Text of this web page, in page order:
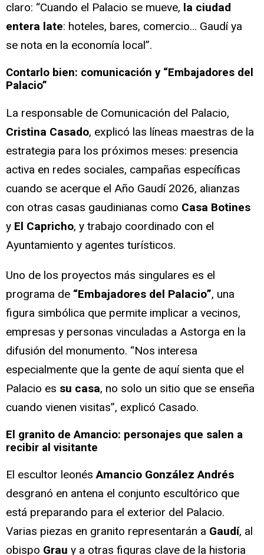
claro: “Cuando el Palacio se mueve, la ciudad
entera late: hoteles, bares, comercio… Gaudí ya
se nota en la economía local”.
Contarlo bien: comunicación y “Embajadores del
Palacio”
La responsable de Comunicación del Palacio,
Cristina Casado, explicó las líneas maestras de la
estrategia para los próximos meses: presencia
activa en redes sociales, campañas específicas
cuando se acerque el Año Gaudí 2026, alianzas
con otras casas gaudinianas como Casa Botines
y El Capricho, y trabajo coordinado con el
Ayuntamiento y agentes turísticos.
Uno de los proyectos más singulares es el
programa de “Embajadores del Palacio”, una
figura simbólica que permite implicar a vecinos,
empresas y personas vinculadas a Astorga en la
difusión del monumento. “Nos interesa
especialmente que la gente de aquí sienta que el
Palacio es su casa, no solo un sitio que se enseña
cuando vienen visitas”, explicó Casado.
El granito de Amancio: personajes que salen a
recibir al visitante
El escultor leonésAmancio González Andrés
desgranó en antena el conjunto escultórico que
está preparando para el exterior del Palacio.
Varias piezas en granito representarán a Gaudí, al
obispo Grau y a otras figuras clave de la historia